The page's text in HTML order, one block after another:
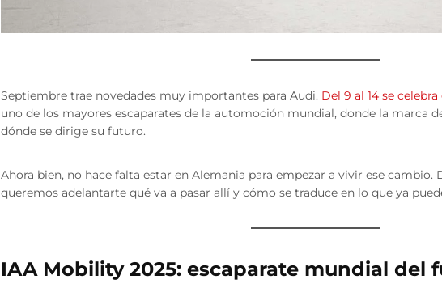
Septiembre trae novedades muy importantes para Audi. Del 9 al 14 se
uno de los mayores escaparates de la automoción mundial, donde la marca
dónde se dirige su futuro.
Ahora bien, no hace falta estar en Alemania para empezar a vivir ese cambio.
queremos adelantarte qué va a pasar allí y cómo se traduce en lo que ya
IAA Mobility 2025: escaparate mundial del